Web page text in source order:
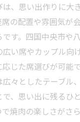
、思い出作りに大
の配置や雰囲気が
す。四国中央市や
い席やカップル向
じた席選びが可能
広々としたテーブル
、思い出に残るひ
焼肉の楽しさがさ